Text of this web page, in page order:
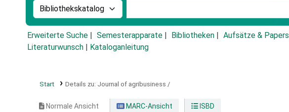
Suche im Katalog nach:
Erweiterte Suche Semesterapparate Bibliotheken Aufsätze & Papers
Literaturwunsch
Kataloganleitung
Start Details zu: Journal of agribusiness /
Normale Ansicht MARC-Ansicht ISBD